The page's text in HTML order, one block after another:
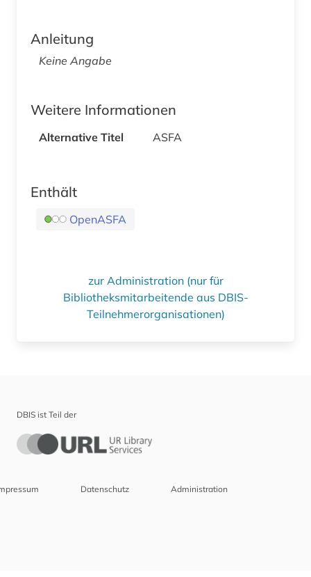
Anleitung
Keine Angabe
Weitere Informationen
Alternative Titel ASFA
Enthält
OpenASFA
zur Administration (nur für
Bibliotheksmitarbeitende aus DBIS-
Teilnehmerorganisationen)
DBIS ist Teil der
Datenschutz Administration